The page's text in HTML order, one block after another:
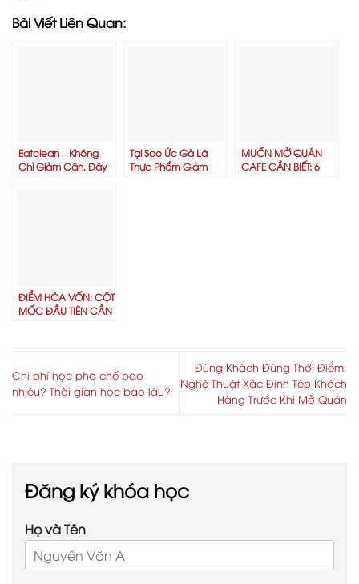
Bài Viết Liên Quan:
Eatclean – Không
Chỉ Giảm Cân, Đây
Tại Sao Ức Gà Là
Thực Phẩm Giảm
MUỐN MỞ QUÁN
CAFE CẦN BIẾT: 6
ĐIỂM HÒA VỐN: CỘT
MỐC ĐẦU TIÊN CẦN
Chi phí học pha chế bao
nhiêu? Thời gian học bao lâu?
Đúng Khách Đúng Thời Điểm:
Nghệ Thuật Xác Định Tệp Khách
Hàng Trước Khi Mở Quán
Đăng ký khóa học
Họ và Tên